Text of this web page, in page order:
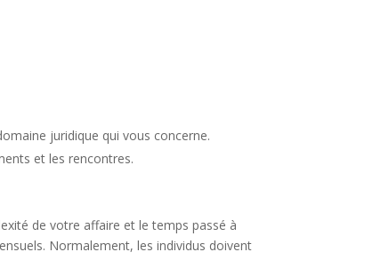
juridique qui vous concerne.
et les rencontres.
de votre affaire et le temps passé à
Normalement, les individus doivent